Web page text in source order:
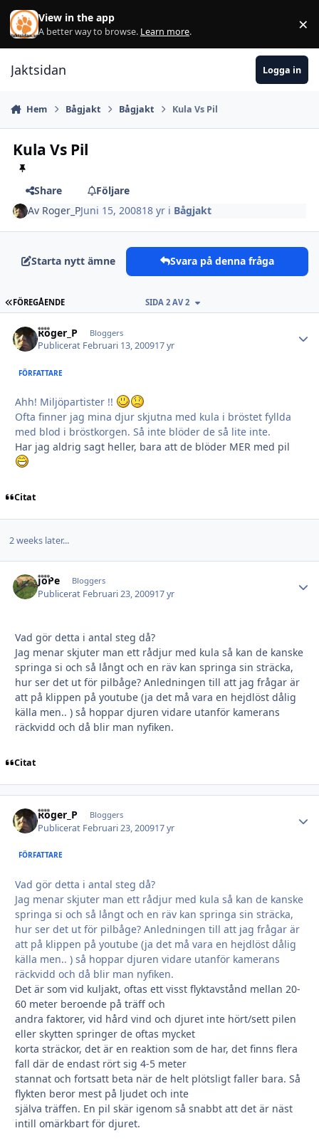
Hoppa till innehåll
View in the app
A better way to browse. Learn more. ×
Jaktsidan Logga in
Hem Bågjakt Bågjakt Kula Vs Pil
Kula Vs Pil
Share
Följare
Av Roger_PJuni 15, 200818 yr i Bågjakt
Starta nytt ämne Svara på denna fråga
FÖRSTA SIDAN
FÖREGÅENDE SIDA 2 AV 2
Roger_P Bloggers
Publicerat Februari 13, 200917 yr
FÖRFATTARE
Ahh! Miljöpartister !!
Ofta finner jag mina djur skjutna med kula i bröstet fyllda
med blod i bröstkorgen. Så inte blöder de så lite inte.
Har jag aldrig sagt heller, bara att de blöder MER med pil
Citat
2 weeks later...
JoPe Bloggers
Publicerat Februari 23, 200917 yr
Vad gör detta i antal steg då?
Jag menar skjuter man ett rådjur med kula så kan de kanske
springa si och så långt och en räv kan springa sin sträcka,
hur ser det ut för pilbåge? Anledningen till att jag frågar är
att på klippen på youtube (ja det må vara en hejdlöst dålig
källa men.. ) så hoppar djuren vidare utanför kamerans
räckvidd och då blir man nyfiken.
Citat
Roger_P Bloggers
Publicerat Februari 23, 200917 yr
FÖRFATTARE
Vad gör detta i antal steg då?
Jag menar skjuter man ett rådjur med kula så kan de kanske
springa si och så långt och en räv kan springa sin sträcka,
hur ser det ut för pilbåge? Anledningen till att jag frågar är
att på klippen på youtube (ja det må vara en hejdlöst dålig
källa men.. ) så hoppar djuren vidare utanför kamerans
räckvidd och då blir man nyfiken.
Det är som vid kuljakt, oftas ett visst flyktavstånd mellan 20-
60 meter beroende på träff och
andra faktorer, vid hård vind och djuret inte hört/sett pilen
eller skytten springer de oftas mycket
korta sträckor, det är en reaktion som de har, det finns flera
fall där de endast rört sig 4-5 meter
stannat och fortsatt beta när de helt plötsligt faller bara. Så
flykten beror mest på ljudet och inte
själva träffen. En pil skär igenom så snabbt att det är näst
intill omärkbart för djuret.